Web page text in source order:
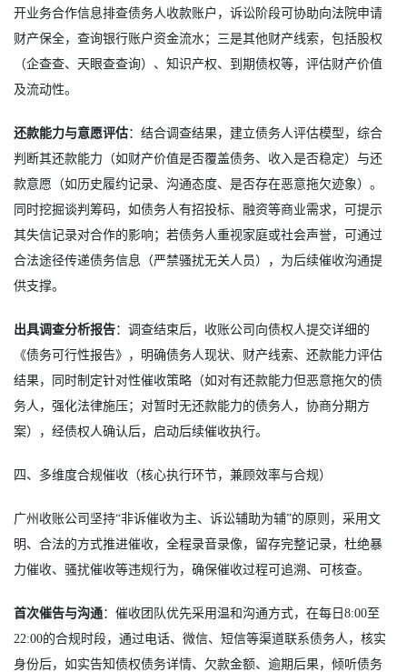
开业务合作信息排查债务人收款账户，诉讼阶段可协助向法院申请
财产保全，查询银行账户资金流水；三是其他财产线索，包括股权
（企查查、天眼查查询）、知识产权、到期债权等，评估财产价值
及流动性。
还款能力与意愿评估：结合调查结果，建立债务人评估模型，综合
判断其还款能力（如财产价值是否覆盖债务、收入是否稳定）与还
款意愿（如历史履约记录、沟通态度、是否存在恶意拖欠迹象）。
同时挖掘谈判筹码，如债务人有招投标、融资等商业需求，可提示
其失信记录对合作的影响；若债务人重视家庭或社会声誉，可通过
合法途径传递债务信息（严禁骚扰无关人员），为后续催收沟通提
供支撑。
出具调查分析报告：调查结束后，收账公司向债权人提交详细的
《债务可行性报告》，明确债务人现状、财产线索、还款能力评估
结果，同时制定针对性催收策略（如对有还款能力但恶意拖欠的债
务人，强化法律施压；对暂时无还款能力的债务人，协商分期方
案），经债权人确认后，启动后续催收执行。
四、多维度合规催收（核心执行环节，兼顾效率与合规）
广州收账公司坚持“非诉催收为主、诉讼辅助为辅”的原则，采用文
明、合法的方式推进催收，全程录音录像，留存完整记录，杜绝暴
力催收、骚扰催收等违规行为，确保催收过程可追溯、可核查。
首次催告与沟通：催收团队优先采用温和沟通方式，在每日8:00至
22:00的合规时段，通过电话、微信、短信等渠道联系债务人，核实
身份后，如实告知债权债务详情、欠款金额、逾期后果，倾听债务